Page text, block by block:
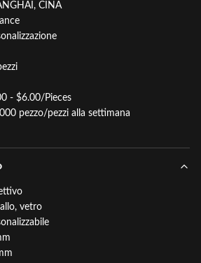
CINA
- $6.00/Pieces
pezzo/pezzi alla settimana
vetro